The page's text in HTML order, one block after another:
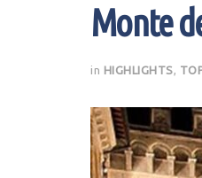
Monte
in HIGHLIGHTS